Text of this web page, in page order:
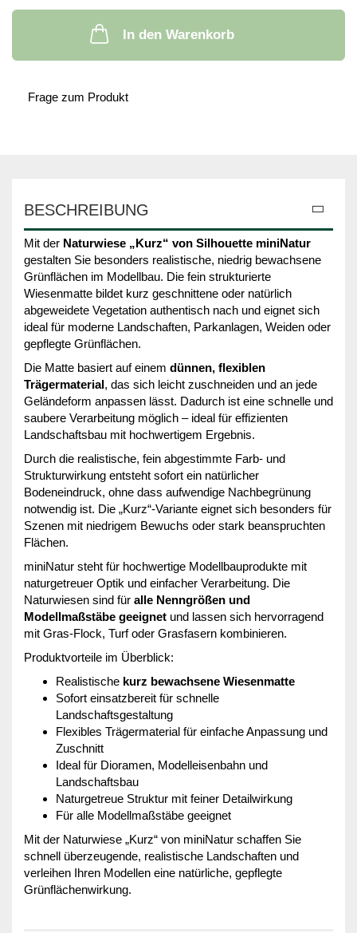
In den Warenkorb
Frage zum Produkt
BESCHREIBUNG
Mit der Naturwiese „Kurz“ von Silhouette miniNatur
gestalten Sie besonders realistische, niedrig bewachsene
Grünflächen im Modellbau. Die fein strukturierte
Wiesenmatte bildet kurz geschnittene oder natürlich
abgeweidete Vegetation authentisch nach und eignet sich
ideal für moderne Landschaften, Parkanlagen, Weiden oder
gepflegte Grünflächen.
Die Matte basiert auf einem dünnen, flexiblen
Trägermaterial, das sich leicht zuschneiden und an jede
Geländeform anpassen lässt. Dadurch ist eine schnelle und
saubere Verarbeitung möglich – ideal für effizienten
Landschaftsbau mit hochwertigem Ergebnis.
Durch die realistische, fein abgestimmte Farb- und
Strukturwirkung entsteht sofort ein natürlicher
Bodeneindruck, ohne dass aufwendige Nachbegrünung
notwendig ist. Die „Kurz“-Variante eignet sich besonders für
Szenen mit niedrigem Bewuchs oder stark beanspruchten
Flächen.
miniNatur steht für hochwertige Modellbauprodukte mit
naturgetreuer Optik und einfacher Verarbeitung. Die
Naturwiesen sind für alle Nenngrößen und
Modellmaßstäbe geeignet und lassen sich hervorragend
mit Gras-Flock, Turf oder Grasfasern kombinieren.
Produktvorteile im Überblick:
Realistische kurz bewachsene Wiesenmatte
Sofort einsatzbereit für schnelle
Landschaftsgestaltung
Flexibles Trägermaterial für einfache Anpassung und
Zuschnitt
Ideal für Dioramen, Modelleisenbahn und
Landschaftsbau
Naturgetreue Struktur mit feiner Detailwirkung
Für alle Modellmaßstäbe geeignet
Mit der Naturwiese „Kurz“ von miniNatur schaffen Sie
schnell überzeugende, realistische Landschaften und
verleihen Ihren Modellen eine natürliche, gepflegte
Grünflächenwirkung.